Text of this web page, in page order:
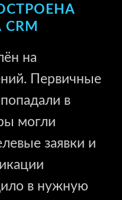
на
Первичные
в
могли
заявки и
в нужную